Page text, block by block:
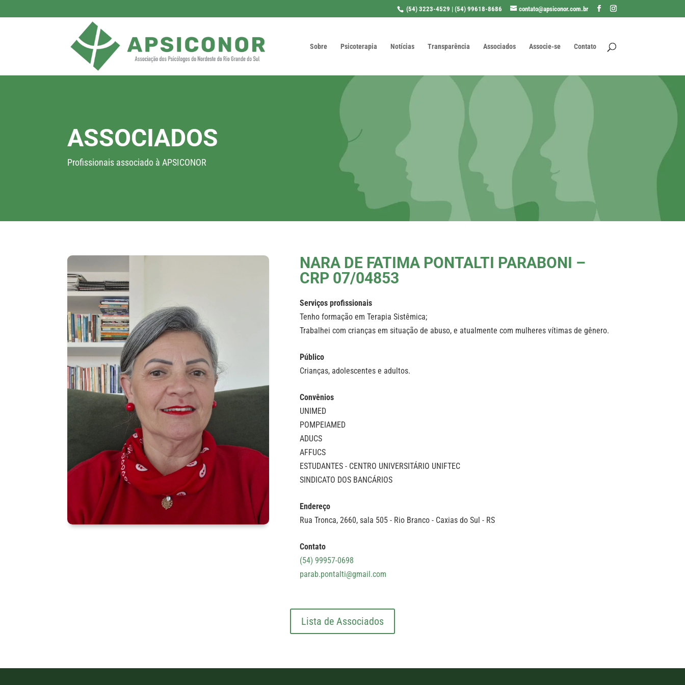
(54) 3223-4529 | (54) 99618-8686 contato@apsiconor.com.br
Sobre Psicoterapia Notícias Transparência Associados Associe-se Contato
ASSOCIADOS
Profissionais associado à APSICONOR
NARA DE FATIMA PONTALTI PARABONI –
CRP 07/04853
Serviços profissionais
Tenho formação em Terapia Sistêmica;
Trabalhei com crianças em situação de abuso, e atualmente com mulheres vítimas de gênero.
Público
Crianças, adolescentes e adultos.
Convênios
UNIMED
POMPEIAMED
ADUCS
AFFUCS
ESTUDANTES - CENTRO UNIVERSITÁRIO UNIFTEC
SINDICATO DOS BANCÁRIOS
Endereço
Rua Tronca, 2660, sala 505 - Rio Branco - Caxias do Sul - RS
Contato
(54) 99957-0698
parab.pontalti@gmail.com
Lista de Associados